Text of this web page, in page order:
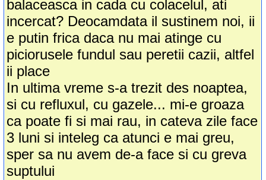
balaceasca in cada cu colacelul, ati
incercat? Deocamdata il sustinem noi, ii
e putin frica daca nu mai atinge cu
piciorusele fundul sau peretii cazii, altfel
ii place
In ultima vreme s-a trezit des noaptea,
si cu refluxul, cu gazele... mi-e groaza
ca poate fi si mai rau, in cateva zile face
3 luni si inteleg ca atunci e mai greu,
sper sa nu avem de-a face si cu greva
suptului